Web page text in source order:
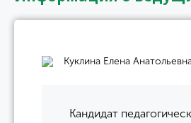
Куклина Елена
Кандидат